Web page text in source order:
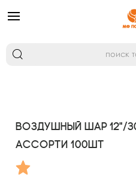
Воздушный шар 12"/
ассорти 100шт